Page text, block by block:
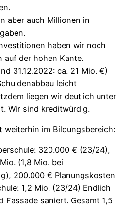
aber auch Millionen in
haben wir noch
auf der hohen Kante.
31.12.2022: ca. 21 Mio. €)
leicht
liegen wir deutlich unter
Wir sind kreditwürdig.
weiterhin im Bildungsbereich:
320.000 € (23/24),
(1,8 Mio. bei
200.000 € Planungskosten
1,2 Mio. (23/24) Endlich
Fassade saniert. Gesamt 1,5